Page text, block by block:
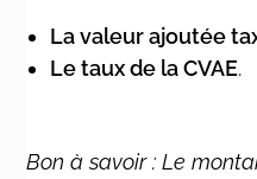
La valeur ajoutée
Le taux de la CVAE.
Bon à savoir : Le